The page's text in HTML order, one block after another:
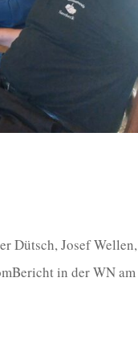
Dütsch, Josef Wellen,
in der WN am